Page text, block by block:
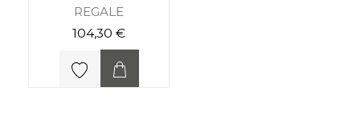
REGALE
104,30 €